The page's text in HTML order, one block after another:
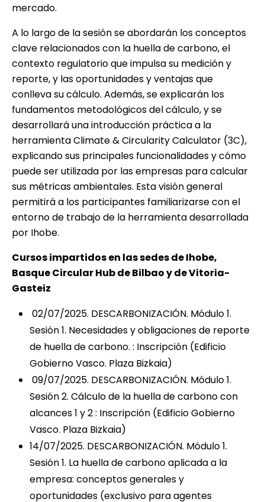
mercado.
A lo largo de la sesión se abordarán los conceptos
clave relacionados con la huella de carbono, el
contexto regulatorio que impulsa su medición y
reporte, y las oportunidades y ventajas que
conlleva su cálculo. Además, se explicarán los
fundamentos metodológicos del cálculo, y se
desarrollará una introducción práctica a la
herramienta Climate & Circularity Calculator (3C),
explicando sus principales funcionalidades y cómo
puede ser utilizada por las empresas para calcular
sus métricas ambientales. Esta visión general
permitirá a los participantes familiarizarse con el
entorno de trabajo de la herramienta desarrollada
por Ihobe.
Cursos impartidos en las sedes de Ihobe,
Basque Circular Hub de Bilbao y de Vitoria-
Gasteiz
02/07/2025. DESCARBONIZACIÓN. Módulo 1.
Sesión 1. Necesidades y obligaciones de reporte
de huella de carbono. : Inscripción (Edificio
Gobierno Vasco. Plaza Bizkaia)
09/07/2025. DESCARBONIZACIÓN. Módulo 1.
Sesión 2. Cálculo de la huella de carbono con
alcances 1 y 2 : Inscripción (Edificio Gobierno
Vasco. Plaza Bizkaia)
14/07/2025. DESCARBONIZACIÓN. Módulo 1.
Sesión 1. La huella de carbono aplicada a la
empresa: conceptos generales y
oportunidades (exclusivo para agentes